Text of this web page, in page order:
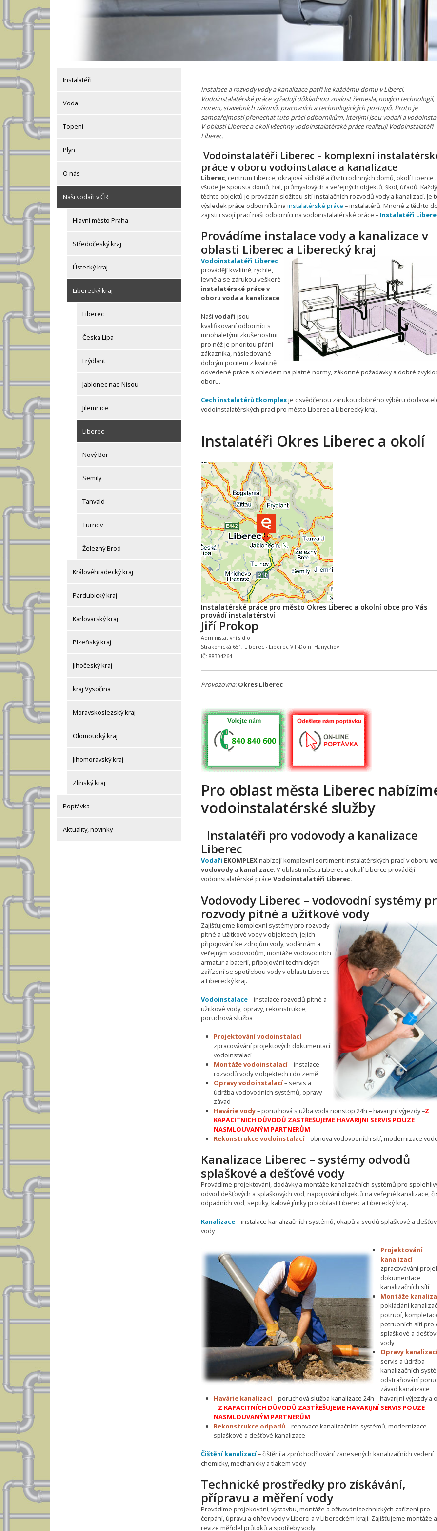
Instalatéři
Voda
Topení
Plyn
O nás
Naši vodaři v ČR
Hlavní město Praha
Středočeský kraj
Ústecký kraj
Liberecký kraj
Liberec
Česká Lípa
Frýdlant
Jablonec nad Nisou
Jilemnice
Liberec
Nový Bor
Semily
Tanvald
Turnov
Železný Brod
Královéhradecký kraj
Pardubický kraj
Karlovarský kraj
Plzeňský kraj
Jihočeský kraj
kraj Vysočina
Moravskoslezský kraj
Olomoucký kraj
Jihomoravský kraj
Zlínský kraj
Poptávka
Aktuality, novinky
Instalace a rozvody vody a kanalizace patří ke každému domu v Liberci.
Vodoinstalatérské práce vyžadují důkladnou znalost řemesla, nových technologií,
norem, stavebních zákonů, pracovních a technologických postupů. Proto je
samozřejmostí přenechat tuto práci odborníkům, kterými jsou vodaři a
V oblasti Liberec a okolí všechny vodoinstalatérské práce realizují Vodoinstalatéři
Liberec.
Vodoinstalatéři Liberec – komplexní
práce v oboru vodoinstalace a kanalizace
Liberec, centrum Liberce, okrajová sídliště a čtvrti rodinných domů, okolí Liberce
všude je spousta domů, hal, průmyslových a veřejných objektů, škol, úřadů.
těchto objektů je provázán složitou sítí instalačních rozvodů vody a kanalizací. Je
výsledek práce odborníků na instalatérské práce – instalatérů. Mnohé z těchto
zajistili svojí prací naši odborníci na vodoinstalatérské práce – Instalatéři
Provádíme instalace vody a kanalizace v
oblasti Liberec a Liberecký kraj
Vodoinstalatéři Liberec
provádějí kvalitně, rychle,
levně a se zárukou veškeré
instalatérské práce v
oboru voda a kanalizace.
Naši vodaři jsou
kvalifikovaní odborníci s
mnohaletými zkušenostmi,
pro něž je prioritou přání
zákazníka, následované
dobrým pocitem z kvalitně
odvedené práce s ohledem na platné normy, zákonné požadavky a dobré
oboru.
Cech instalatérů Ekomplexje osvědčenou zárukou dobrého výběru
vodoinstalatérských prací pro město Liberec a Liberecký kraj.
Instalatéři Okres Liberec a okolí
Instalatérské práce pro město Okres Liberec a okolní obce pro Vás
provádí instalatérství
Jiří Prokop
Administativní sídlo:
Strakonická 651, Liberec - Liberec VIII-Dolní Hanychov
IČ: 88304264
Provozovna: Okres Liberec
Pro oblast města Liberec
vodoinstalatérské služby
Instalatéři pro vodovody a kanalizace
Liberec
Vodaři EKOMPLEXnabízejí komplexní sortiment instalatérských prací v oboru
vodovody a kanalizace. V oblasti města Liberec a okolí Liberce provádějí
vodoinstalatérské práce Vodoinstalatéři Liberec.
Vodovody Liberec – vodovodní systémy
rozvody pitné a užitkové vody
Zajišťujeme komplexní systémy pro rozvody
pitné a užitkové vody v objektech, jejich
připojování ke zdrojům vody, vodárnám a
veřejným vodovodům, montáže vodovodních
armatur a baterií, připojování technických
zařízení se spotřebou vody v oblasti Liberec
a Liberecký kraj.
Vodoinstalace– instalace rozvodů pitné a
užitkové vody, opravy, rekonstrukce,
poruchová služba
Projektování vodoinstalací–
zpracovávání projektových dokumentací
vodoinstalací
Montáže vodoinstalací– instalace
rozvodů vody v objektech i do země
Opravy vodoinstalací– servis a
údržba vodovodních systémů, opravy
závad
Havárie vody– poruchová služba voda nonstop 24h – havarijní výjezdy –Z
KAPACITNÍCH DŮVODŮ ZASTŘEŠUJEME HAVARIJNÍ SERVIS POUZE
NASMLOUVANÝM PARTNERŮM
Rekonstrukce vodoinstalací– obnova vodovodních sítí, modernizace
Kanalizace Liberec – systémy odvodů
splaškové a dešťové vody
Provádíme projektování, dodávky a montáže kanalizačních systémů pro
odvod dešťových a splaškových vod, napojování objektů na veřejné kanalizace,
odpadních vod, septiky, kalové jímky pro oblast Liberec a Liberecký kraj.
Kanalizace– instalace kanalizačních systémů, okapů a svodů splaškové a
vody
Projektování
kanalizací–
zpracovávání
dokumentace
kanalizačních sítí
Montáže
pokládání
potrubí,
potrubních sítí pro
splaškové a
vody
Opravy kanalizací
servis a údržba
kanalizačních
odstraňování
závad kanalizace
Havárie kanalizací– poruchová služba kanalizace 24h – havarijní výjezdy a
– Z KAPACITNÍCH DŮVODŮ ZASTŘEŠUJEME HAVARIJNÍ SERVIS POUZE
NASMLOUVANÝM PARTNERŮM
Rekonstrukce odpadů– renovace kanalizačních systémů, modernizace
splaškové a dešťové kanalizace
Čištění kanalizací– čištění a zprůchodňování zanesených kanalizačních vedení
chemicky, mechanicky a tlakem vody
Technické prostředky pro získávání,
přípravu a měření vody
Provádíme projekování, výstavbu, montáže a oživování technických zařízení pro
čerpání, úpravu a ohřev vody v Liberci a v Libereckém kraji. Zajišťujeme montáže a
revize měřidel průtoků a spotřeby vody.